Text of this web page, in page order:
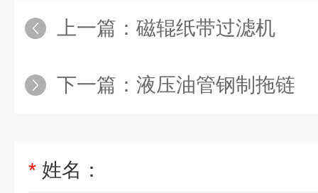
上一篇： 磁辊纸带过滤机
下一篇： 液压油管钢制拖链
* 姓名：